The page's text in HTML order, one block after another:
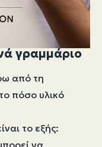
γραμμάριο
από τη
πόσο υλικό
το εξής:
να